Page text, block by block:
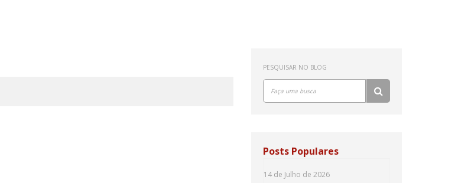
PESQUISAR NO BLOG
Posts Populares
14 de Julho de 2026